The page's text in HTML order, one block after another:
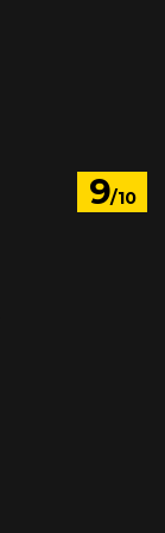
9/10